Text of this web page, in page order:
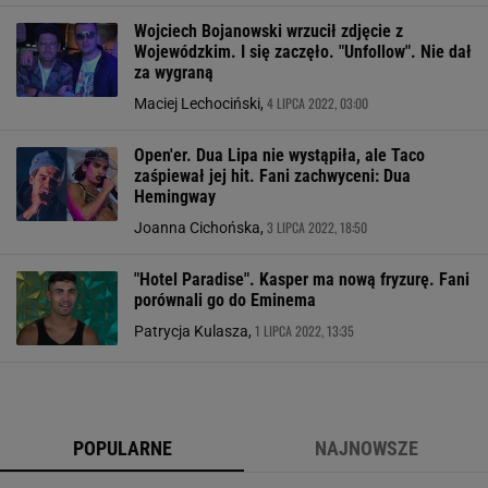
Wojciech Bojanowski wrzucił zdjęcie z
Wojewódzkim. I się zaczęło. "Unfollow". Nie dał
za wygraną
Maciej Lechociński, 4 LIPCA 2022, 03:00
Open'er. Dua Lipa nie wystąpiła, ale Taco
zaśpiewał jej hit. Fani zachwyceni: Dua
Hemingway
Joanna Cichońska, 3 LIPCA 2022, 18:50
"Hotel Paradise". Kasper ma nową fryzurę. Fani
porównali go do Eminema
Patrycja Kulasza, 1 LIPCA 2022, 13:35
POPULARNE NAJNOWSZE